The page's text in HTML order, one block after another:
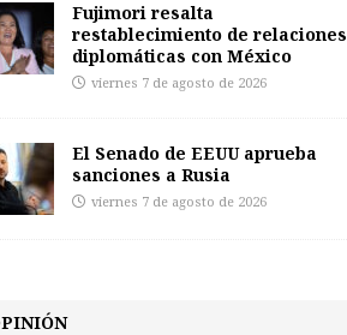
Fujimori resalta
restablecimiento de relaciones
diplomáticas con México
viernes 7 de agosto de 2026
El Senado de EEUU aprueba
sanciones a Rusia
viernes 7 de agosto de 2026